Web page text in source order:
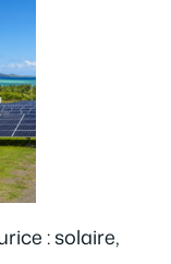
: solaire,